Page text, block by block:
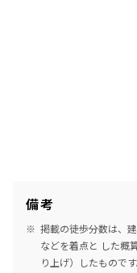
備考
掲載の徒歩分数は、
などを着点と した概
り上げ）したものです